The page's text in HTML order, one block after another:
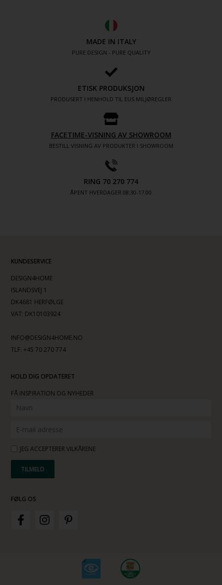
MADE IN ITALY
PURE DESIGN - PURE QUALITY
ETISK PRODUKSJON
PRODUSERT I HENHOLD TIL EUS MILJØREGLER
FACETIME-VISNING AV SHOWROOM
BESTILL VISNING AV PRODUKTER I SHOWROOM
RING 70 270 774
ÅPENT HVERDAGER 08:30-17.00
KUNDESERVICE
DESIGN4HOME
ISLANDSVEJ 1
DK4681 HERFØLGE
VAT: DK10103924
INFO@DESIGN4HOME.NO
TLF. +45 70 270 774
HOLD DIG OPDATERET
FÅ INSPIRATION OG NYHEDER
JEG ACCEPTERER VILKÅRENE
FØLG OS